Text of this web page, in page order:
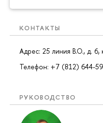
КОНТАКТЫ
Адрес: 25 линия В.О., д. 6,
Телефон: +7 (812) 644-
РУКОВОДСТВО